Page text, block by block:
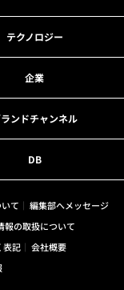
テクノロジー
企業
ンドチャンネル
DB
て
編集部へメッセージ
報の取扱について
表記
会社概要